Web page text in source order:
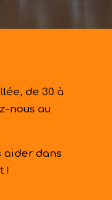
de 30 à
nous au
aider dans
!